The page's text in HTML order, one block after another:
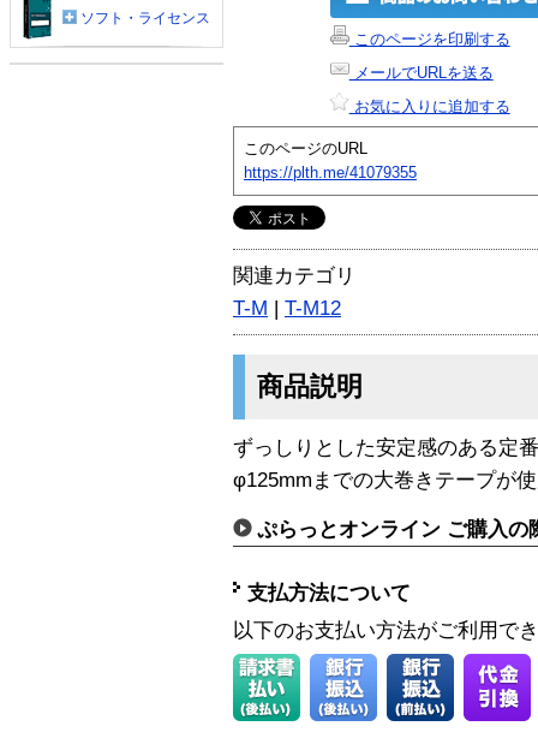
このページを印刷する
メールでURLを送る
お気に入りに追加する
このページのURL
https://plth.me/41079355
関連カテゴリ
T-M | T-M12
商品説明
ずっしりとした安定感のある定
φ125mmまでの大巻きテープが
ぷらっとオンライン ご購入の
支払方法について
以下のお支払い方法がご利用で
ソフト・ライセンス